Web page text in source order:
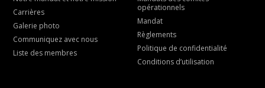
Carrières
Galerie photo
Communiquez avec nous
Liste des membres
opérationnels
Mandat
Règlements
Politique de confidentialité
Conditions d’utilisation